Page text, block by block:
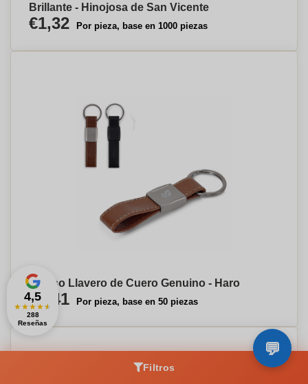
Brillante - Hinojosa de San Vicente
€1,32 Por pieza, base en 1000 piezas
Lujoso Llavero de Cuero Genuino - Haro
€1,41 Por pieza, base en 50 piezas
Filtros
4,5
★★★★★
288
Reseñas